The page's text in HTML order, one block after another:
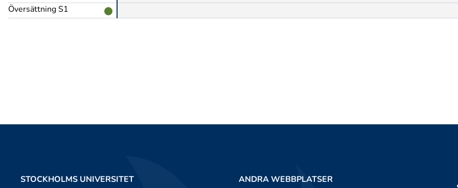
Översättning S1
STOCKHOLMS UNIVERSITET
ANDRA WEBBPLATSER